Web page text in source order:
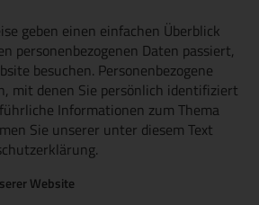
geben einen einfachen Überblick
personenbezogenen Daten passiert,
besuchen. Personenbezogene
mit denen Sie persönlich identifiziert
Informationen zum Thema
Sie unserer unter diesem Text
Website